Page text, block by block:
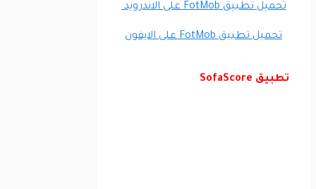
تحميل تطبيق FotMob على الاندرويد
تحميل تطبيق FotMob على الايفون
تطبيق SofaScore